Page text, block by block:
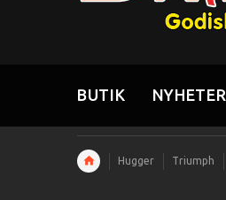
BUTIK NYHETER
Hugger Triumph